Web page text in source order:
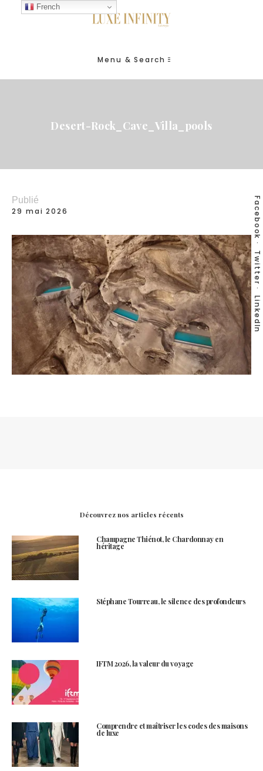
Menu & Search
Desert-Rock_Cave_Villa_pools
Facebook
Twitter
LinkedIn
Publié
29 mai 2026
Découvrez nos articles récents
Champagne Thiénot, le Chardonnay en
héritage
Stéphane Tourreau, le silence des profondeurs
IFTM 2026, la valeur du voyage
Comprendre et maîtriser les codes des maisons
de luxe
French